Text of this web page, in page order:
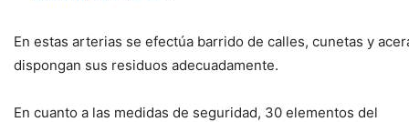
En estas arterias se efectúa barrido de calles, cunetas y
dispongan sus residuos adecuadamente.
En cuanto a las medidas de seguridad, 30 elementos del